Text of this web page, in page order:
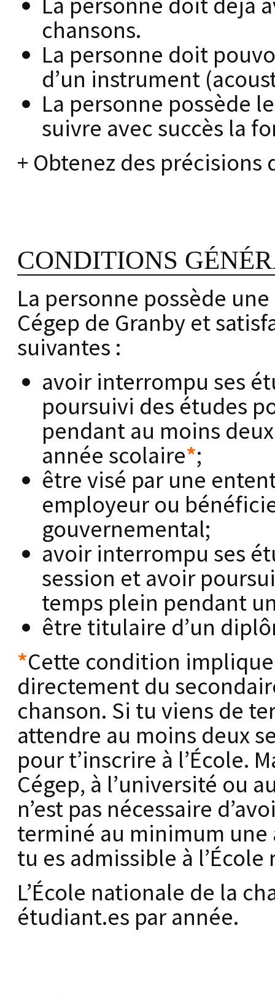
chansons.
La personne doit
d’un instrument
La personne possède
suivre avec succès la
+ Obtenez des
CONDITIONS
La personne possède
Cégep de Granby et
suivantes :
avoir interrompu ses
poursuivi des études
pendant au moins
année scolaire*;
être visé par une
employeur ou
gouvernemental;
avoir interrompu ses
session et avoir
temps plein pendant
être titulaire d’un
*Cette condition implique
directement du
chanson. Si tu viens de
attendre au moins deux
pour t’inscrire à l’École.
Cégep, à l’université ou
n’est pas nécessaire
terminé au minimum une
tu es admissible à
L’École nationale de la
étudiant.es par année.